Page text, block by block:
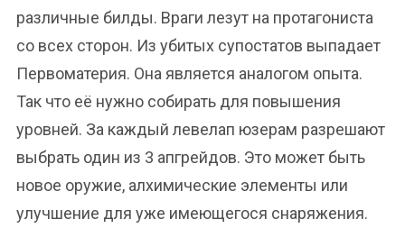
различные билды. Враги лезут на протагониста
со всех сторон. Из убитых супостатов выпадает
Первоматерия. Она является аналогом опыта.
Так что её нужно собирать для повышения
уровней. За каждый левелап юзерам разрешают
выбрать один из 3 апгрейдов. Это может быть
новое оружие, алхимические элементы или
улучшение для уже имеющегося снаряжения.